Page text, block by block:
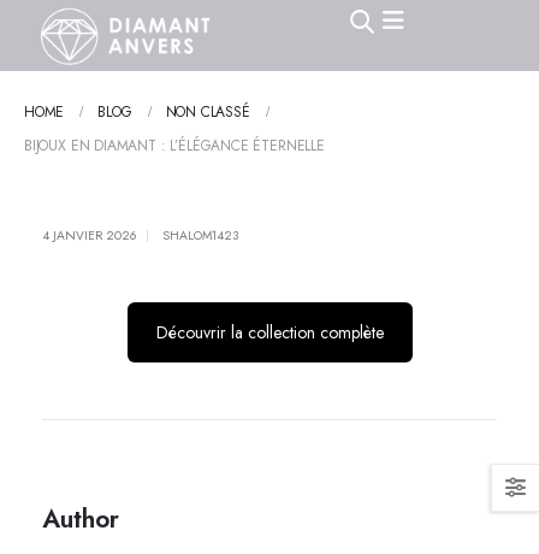
HOME BLOG
NON CLASSÉ
BIJOUX EN DIAMANT : L’ÉLÉGANCE ÉTERNELLE
4 JANVIER 2026 SHALOM1423
Découvrir la collection complète
Author